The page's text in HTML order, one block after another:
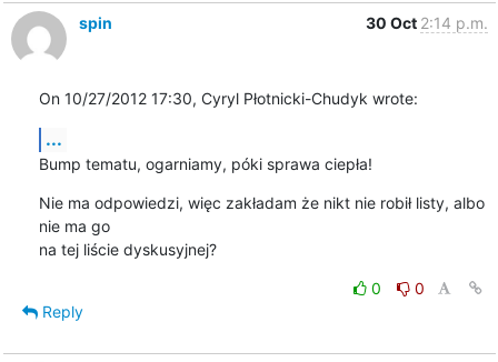
spin 30 Oct 2:14 p.m.
On 10/27/2012 17:30, Cyryl Płotnicki-Chudyk wrote:
...
Bump tematu, ogarniamy, póki sprawa ciepła!
Nie ma odpowiedzi, więc zakładam że nikt nie robił listy, albo
nie ma go
na tej liście dyskusyjnej?
0
0
Reply